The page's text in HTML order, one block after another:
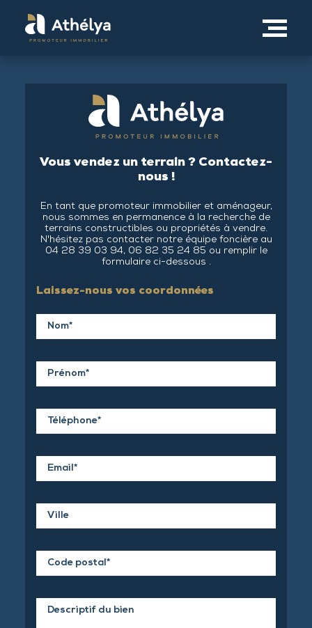
Vous vendez un terrain ? Contactez-
nous !
En tant que promoteur immobilier et aménageur,
nous sommes en permanence à la recherche de
terrains constructibles ou propriétés à vendre.
N'hésitez pas contacter notre équipe foncière au
04 28 39 03 94, 06 82 35 24 85 ou remplir le
formulaire ci-dessous .
Laissez-nous vos coordonnées